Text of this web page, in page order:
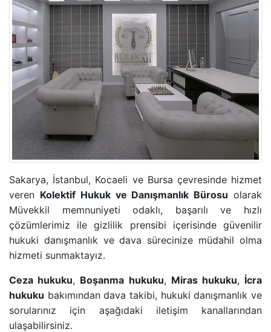
UYUŞTURUCU TICARETI DAVASI
ADLI KONTROL TEDBIRI
HIRSIZLIK SUÇU
KONUT DOKUNULMAZLIĞININ IHLALI SUÇU
KOVUŞTURMAYA YER OLMADIĞINA DAIR KARAR
ÖZEL HAYATIN GIZLILIĞI SUÇU
CINSEL TACIZ SUÇU
TASARRUFUN IPTALI DAVASI
YÜRÜTMENIN DURDURULMASI KARARI
HÜKMÜN AÇIKLANMASININ GERI BIRAKILMASI
Sakarya, İstanbul, Kocaeli ve Bursa çevresinde hizmet
veren Kolektif Hukuk ve Danışmanlık Bürosu olarak
Müvekkil memnuniyeti odaklı, başarılı ve hızlı
çözümlerimiz ile gizlilik prensibi içerisinde güvenilir
hukuki danışmanlık ve dava sürecinize müdahil olma
hizmeti sunmaktayız.
Ceza hukuku, Boşanma hukuku, Miras hukuku, İcra
hukuku bakımından dava takibi, hukuki danışmanlık ve
sorularınız için aşağıdaki iletişim kanallarından
ulaşabilirsiniz.